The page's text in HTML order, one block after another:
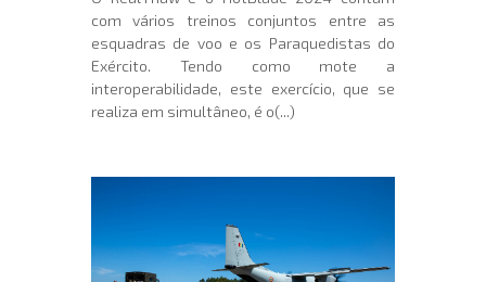
com vários treinos conjuntos entre as
esquadras de voo e os Paraquedistas do
Exército. Tendo como mote a
interoperabilidade, este exercício, que se
realiza em simultâneo, é o(...)